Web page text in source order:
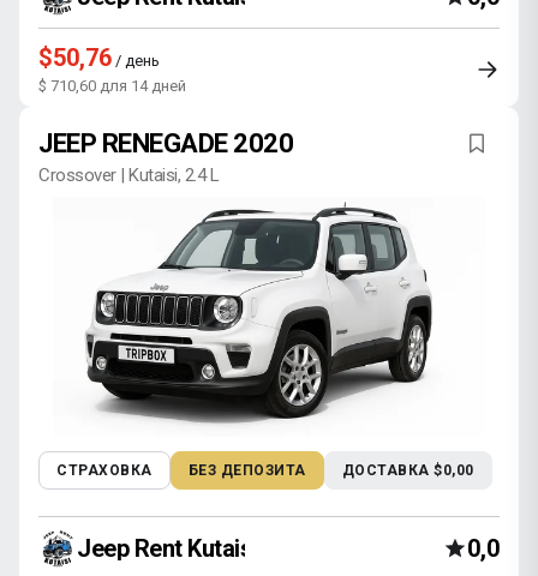
$50,76 / день
$ 710,60 для 14 дней
JEEP RENEGADE 2020
Crossover | Kutaisi, 2.4 L
СТРАХОВКА БЕЗ ДЕПОЗИТА ДОСТАВКА $0,00
Jeep Rent Kutaisi 0,0